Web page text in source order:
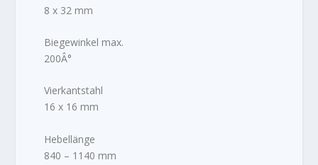
8 x 32 mm
Biegewinkel max.
200Â°
Vierkantstahl
16 x 16 mm
Hebellänge
840 – 1140 mm